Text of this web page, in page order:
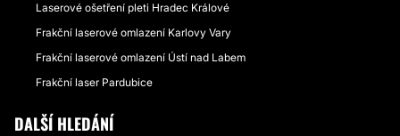
Laserové ošetření pleti Hradec Králové
Frakční laserové omlazení Karlovy Vary
Frakční laserové omlazení Ústí nad Labem
Frakční laser Pardubice
DALŠÍ HLEDÁNÍ